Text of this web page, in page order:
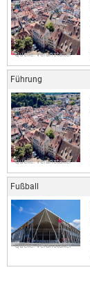
Quelle: Veranstalter
Führung
Quelle: Veranstalter
Fußball
Quelle: Veranstalter